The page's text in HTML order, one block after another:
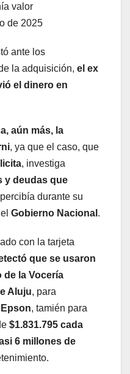
valor
de 2025
ante los
la adquisición, el ex
el dinero en
aún más, la
, ya que el caso, que
, investiga
y deudas que
durante su
Gobierno Nacional .
con la tarjeta
que se usaron
de la Vocería
Aluju, para
, tamién para
$1.831.795 cada
6 millones de